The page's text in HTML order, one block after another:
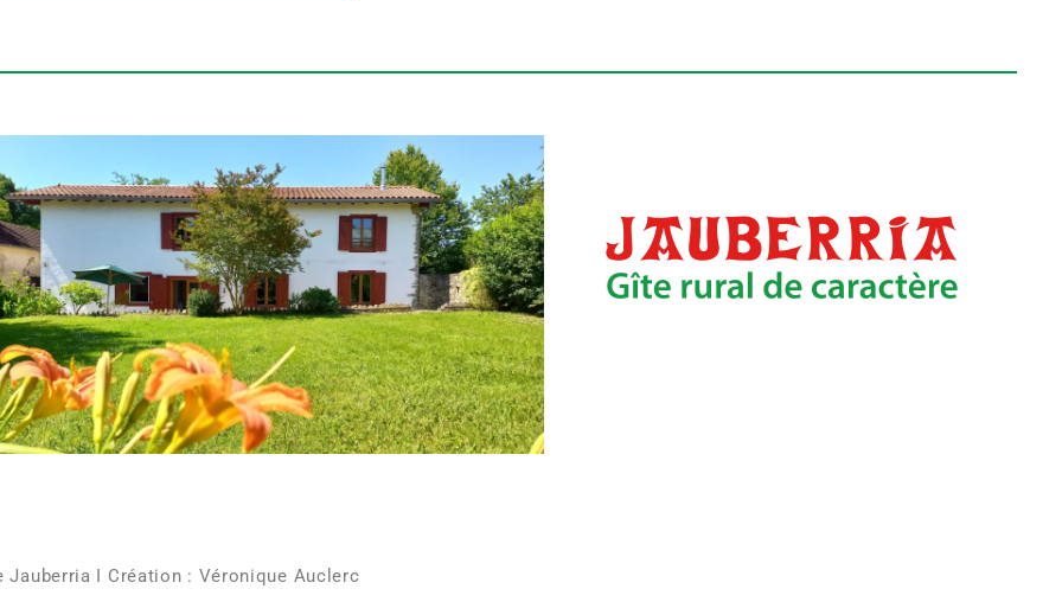
Jauberria I Création : Véronique Auclerc